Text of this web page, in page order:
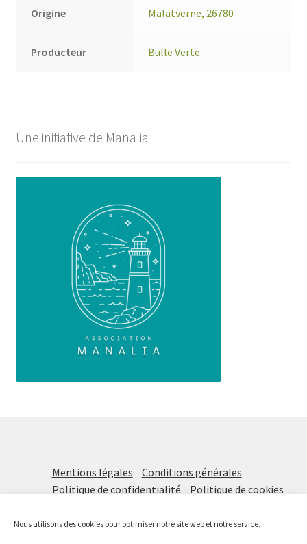
Nous utilisons des cookies pour optimiser notre site web et notre service.
Origine Malatverne, 26780
Producteur Bulle Verte
Une initiative de Manalia
Mentions légales
Conditions générales
Politique de confidentialité
Politique de cookies